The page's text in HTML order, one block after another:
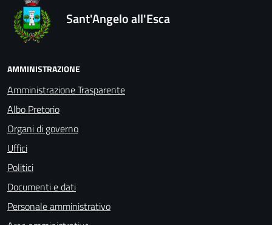
Sant'Angelo all'Esca
AMMINISTRAZIONE
Amministrazione Trasparente
Albo Pretorio
Organi di governo
Uffici
Politici
Documenti e dati
Personale amministrativo